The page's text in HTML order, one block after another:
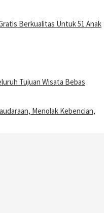
Berkualitas Untuk 51 Anak
Tujuan Wisata Bebas
Menolak Kebencian,